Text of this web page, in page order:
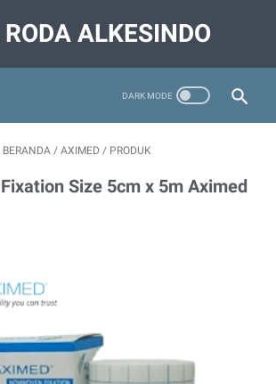
ALKESINDO
BERANDA / AXIMED / PRODUK
Size 5cm x 5m Aximed